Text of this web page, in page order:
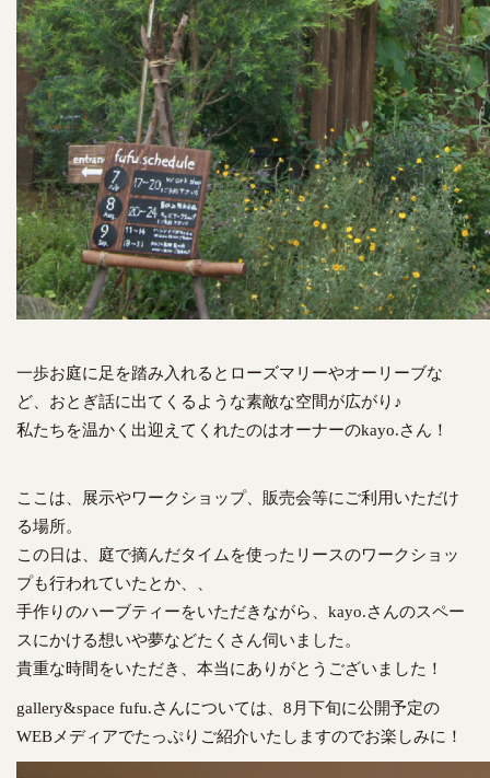
一歩お庭に足を踏み入れるとローズマリーやオーリーブな
ど、おとぎ話に出てくるような素敵な空間が広がり♪
私たちを温かく出迎えてくれたのはオーナーのkayo.さん！
ここは、展示やワークショップ、販売会等にご利用いただけ
る場所。
この日は、庭で摘んだタイムを使ったリースのワークショッ
プも行われていたとか、、
手作りのハーブティーをいただきながら、kayo.さんのスペー
スにかける想いや夢などたくさん伺いました。
貴重な時間をいただき、本当にありがとうございました！
gallery&space fufu.さんについては、8月下旬に公開予定の
WEBメディアでたっぷりご紹介いたしますのでお楽しみに！